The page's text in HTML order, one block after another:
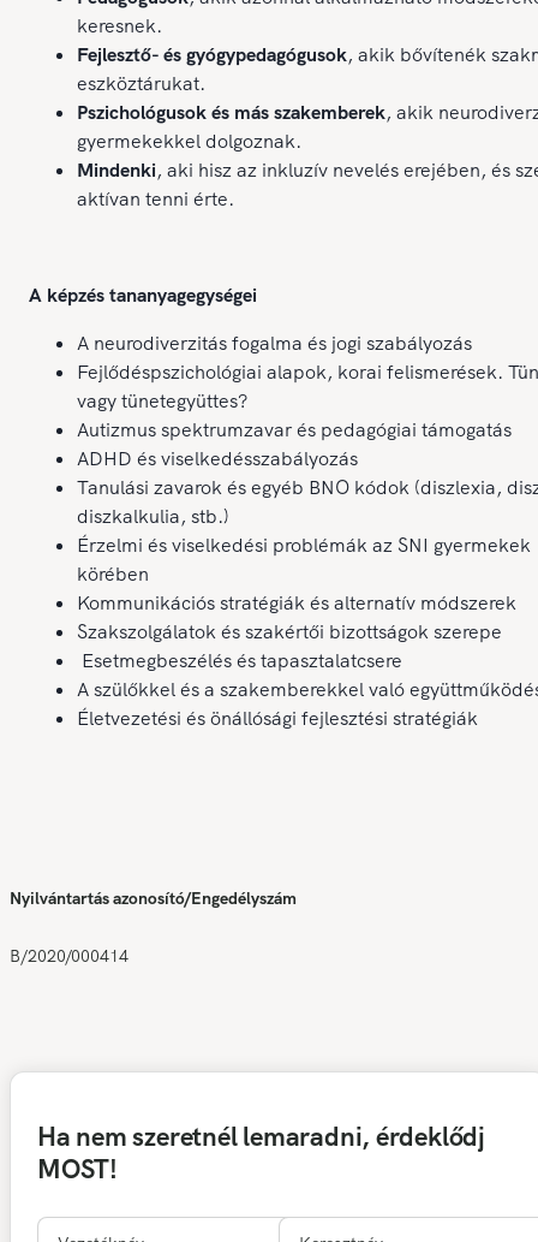
keresnek.
Fejlesztő- és gyógypedagógusok, akik bővítenék
eszköztárukat.
Pszichológusok és más szakemberek, akik
gyermekekkel dolgoznak.
Mindenki, aki hisz az inkluzív nevelés erejében, és
aktívan tenni érte.
A képzés tananyagegységei
A neurodiverzitás fogalma és jogi szabályozás
Fejlődéspszichológiai alapok, korai felismerések.
vagy tünetegyüttes?
Autizmus spektrumzavar és pedagógiai támogatás
ADHD és viselkedésszabályozás
Tanulási zavarok és egyéb BNO kódok (diszlexia,
diszkalkulia, stb.)
Érzelmi és viselkedési problémák az SNI gyermekek
körében
Kommunikációs stratégiák és alternatív módszerek
Szakszolgálatok és szakértői bizottságok szerepe
Esetmegbeszélés és tapasztalatcsere
A szülőkkel és a szakemberekkel való
Életvezetési és önállósági fejlesztési stratégiák
Nyilvántartás azonosító/Engedélyszám
B/2020/000414
Ha nem szeretnél lemaradni, érdeklődj
MOST!